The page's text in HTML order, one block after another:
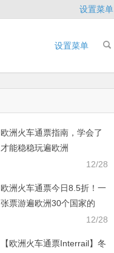
设置菜单
设置菜单
欧洲火车通票指南，学会了
才能稳稳玩遍欧洲
12/28
欧洲火车通票今日8.5折！一
张票游遍欧洲30个国家的
12/28
【欧洲火车通票Interrail】冬